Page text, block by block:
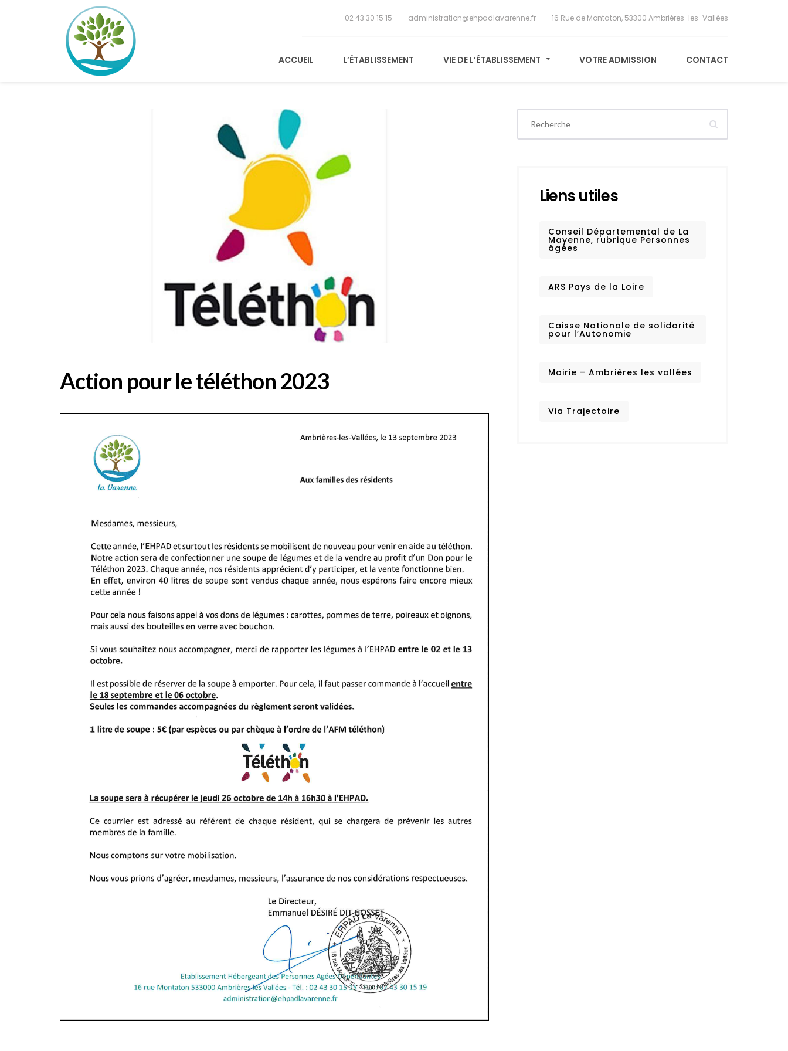
02 43 30 15 15 administration@ehpadlavarenne.fr 16 Rue de Montaton, 53300 Ambrières-les-Vallées
ACCUEIL L’ÉTABLISSEMENT VIE DE L’ÉTABLISSEMENT VOTRE ADMISSION CONTACT
Action pour le téléthon 2023
Liens utiles
Conseil Départemental de La
Mayenne, rubrique Personnes
âgées
ARS Pays de la Loire
Caisse Nationale de solidarité
pour l’Autonomie
Mairie – Ambrières les vallées
Via Trajectoire